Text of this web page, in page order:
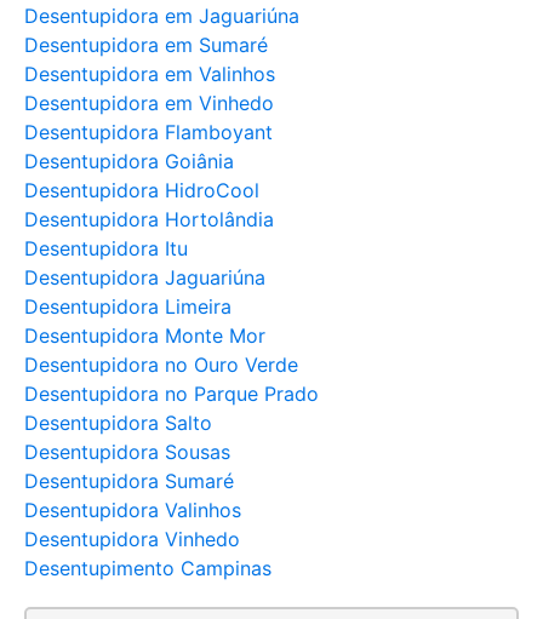
Desentupidora em Jaguariúna
Desentupidora em Sumaré
Desentupidora em Valinhos
Desentupidora em Vinhedo
Desentupidora Flamboyant
Desentupidora Goiânia
Desentupidora HidroCool
Desentupidora Hortolândia
Desentupidora Itu
Desentupidora Jaguariúna
Desentupidora Limeira
Desentupidora Monte Mor
Desentupidora no Ouro Verde
Desentupidora no Parque Prado
Desentupidora Salto
Desentupidora Sousas
Desentupidora Sumaré
Desentupidora Valinhos
Desentupidora Vinhedo
Desentupimento Campinas